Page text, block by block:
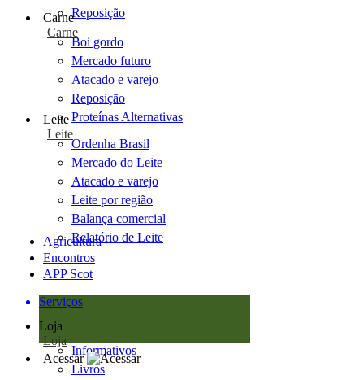
Reposição
Carne
Carne
Boi gordo
Mercado futuro
Atacado e varejo
Reposição
Proteínas Alternativas
Leite
Leite
Ordenha Brasil
Mercado do Leite
Atacado e varejo
Leite por região
Balança comercial
Relatório de Leite
Agricultura
Encontros
APP Scot
Serviços
Loja
Loja
Informativos
Livros
Acessar